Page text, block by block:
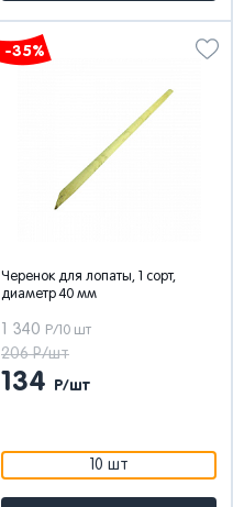
-35%
Черенок для лопаты, 1 сорт,
диаметр 40 мм
1 340 Р/10 шт
206 Р/шт
134 Р/шт
10 шт